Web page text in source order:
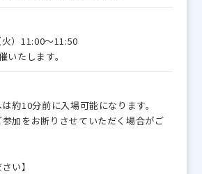
）11:00～11:50
たします。
約10分前に入場可能になります。
加をお断りさせていただく場合がご
い】